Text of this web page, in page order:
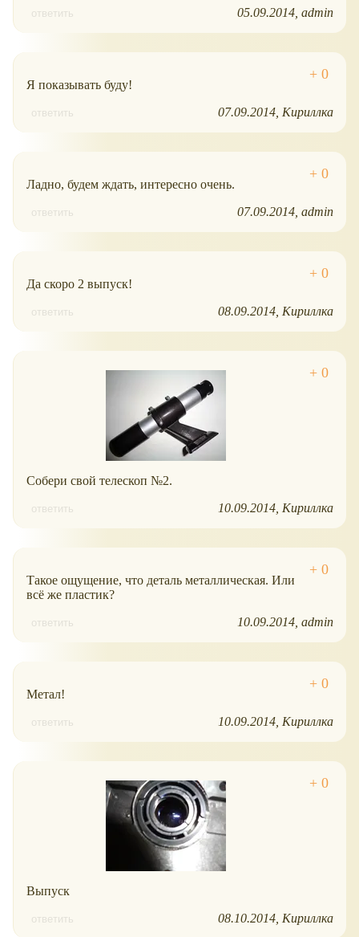
ответить 05.09.2014 admin
Я показывать буду!
ответить 07.09.2014 Кириллка
Ладно, будем ждать, интересно очень.
ответить 07.09.2014 admin
Да скоро 2 выпуск!
ответить 08.09.2014 Кириллка
Собери свой телескоп №2.
ответить 10.09.2014 Кириллка
Такое ощущение, что деталь металлическая. Или
всё же пластик?
ответить 10.09.2014 admin
Метал!
ответить 10.09.2014 Кириллка
Выпуск
ответить 08.10.2014 Кириллка